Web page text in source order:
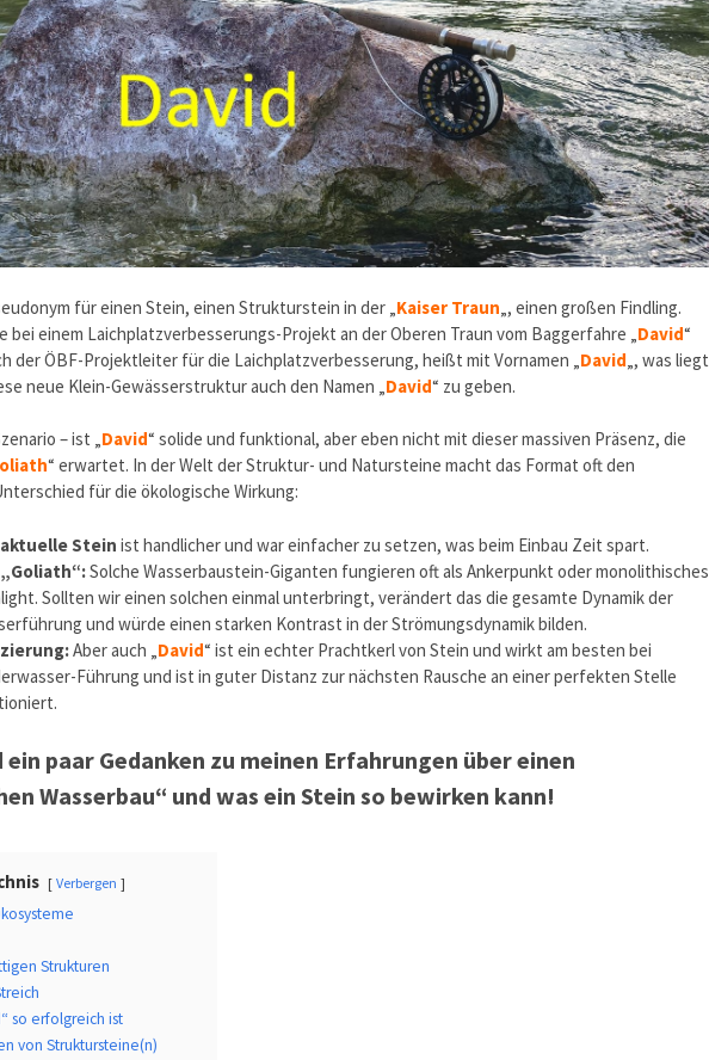
für einen Stein, einen Strukturstein in der „ Kaiser Traun „, einen großen Findling.
bei einem Laichplatzverbesserungs-Projekt an der Oberen Traun vom Baggerfahre „ David“
der ÖBF-Projektleiter für die Laichplatzverbesserung, heißt mit Vornamen „ David „, was liegt
neue Klein-Gewässerstruktur auch den Namen „ David“ zu geben.
– ist „David“ solide und funktional, aber eben nicht mit dieser massiven Präsenz, die
“ erwartet. In der Welt der Struktur- und Natursteine macht das Format oft den
für die ökologische Wirkung:
Stein ist handlicher und war einfacher zu setzen, was beim Einbau Zeit spart.
Solche Wasserbaustein-Giganten fungieren oft als Ankerpunkt oder monolithisches
Sollten wir einen solchen einmal unterbringt, verändert das die gesamte Dynamik der
und würde einen starken Kontrast in der Strömungsdynamik bilden.
Aber auch „ David“ ist ein echter Prachtkerl von Stein und wirkt am besten bei
Führung und ist in guter Distanz zur nächsten Rausche an einer perfekten Stelle
paar Gedanken zu meinen Erfahrungen über einen
Wasserbau“ und was ein Stein so bewirken kann!
Verbergen
Strukturen
so erfolgreich ist
von Struktursteine(n)